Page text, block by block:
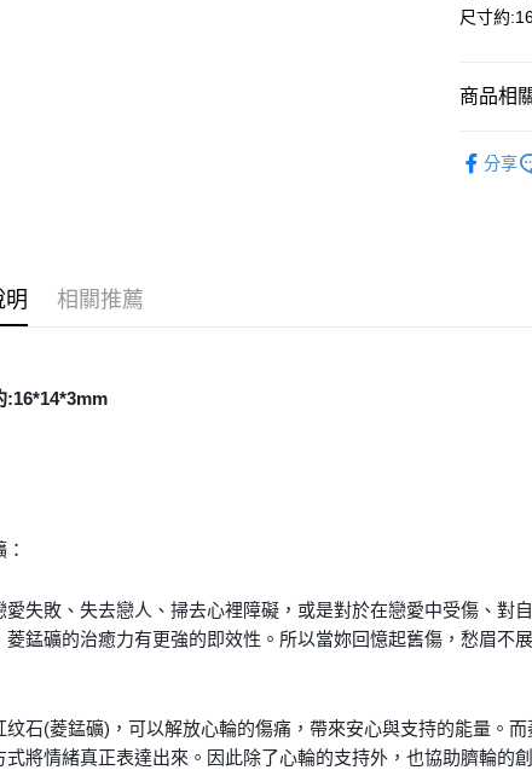
全家取貨
7-11取
尺寸約
商品相
分享
明 相關推薦
:16*14*3mm
愛失敗、失去戀人、掃去心裡障礙，或是對於在戀愛中受傷、對
菱錳礦的治癒力有更強的即效性。所以當妳回憶起舊傷，愁眉不
纹石(菱錳礦)，可以解放心輪的傷痛，帶來安心與支持的能量。
式將情緒真正表達出來。因此除了心輪的支持外，也協助臍輪的